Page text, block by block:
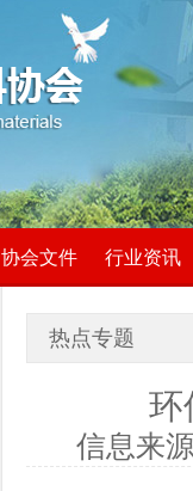
协会文件 行业资讯
热点专题
环
信息来